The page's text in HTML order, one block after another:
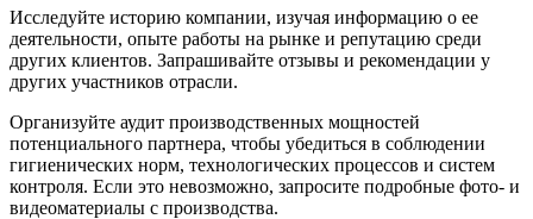
Исследуйте историю компании, изучая информацию о ее
деятельности, опыте работы на рынке и репутацию среди
других клиентов. Запрашивайте отзывы и рекомендации у
других участников отрасли.
Организуйте аудит производственных мощностей
потенциального партнера, чтобы убедиться в соблюдении
гигиенических норм, технологических процессов и систем
контроля. Если это невозможно, запросите подробные фото- и
видеоматериалы с производства.